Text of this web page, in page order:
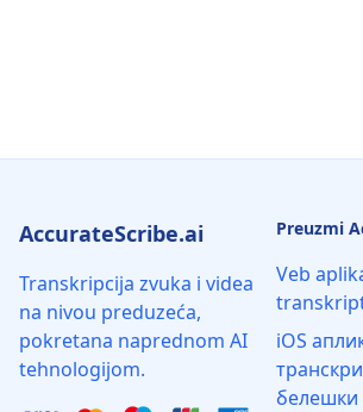
AccurateScribe.ai
Transkripcija zvuka i videa
na nivou preduzeća,
pokretana naprednom AI
tehnologijom.
Preuzmi
Veb
iOS
белешки